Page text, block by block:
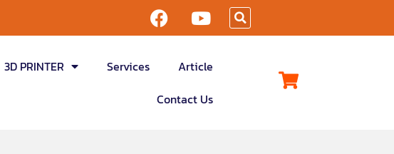
3D PRINTER Services
Article
Contact Us